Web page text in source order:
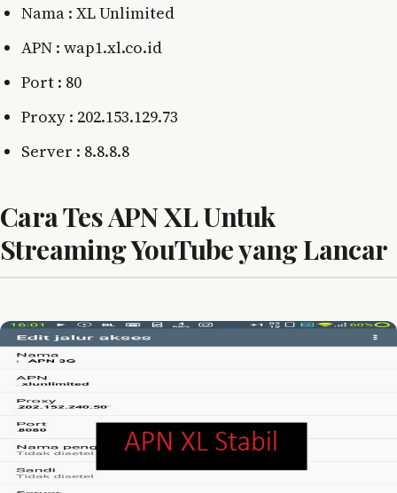
Nama : XL Unlimited
APN : wap1.xl.co.id
Port : 80
Proxy : 202.153.129.73
Server : 8.8.8.8
Cara Tes APN XL Untuk
Streaming YouTube yang Lancar